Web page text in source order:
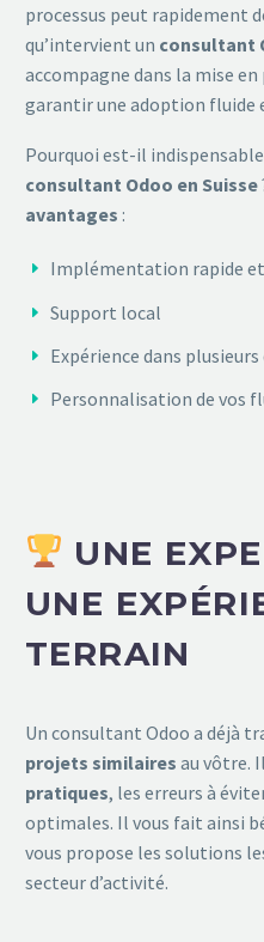
processus peut rapidement
qu’intervient un consultant
accompagne dans la mise
garantir une adoption fluide
Pourquoi est-il
consultant Odoo en Suisse
avantages :
Implémentation rapide et
Support local
Expérience dans
Personnalisation de vos
UNE
UNE
TERRAIN
Un consultant Odoo a déjà
projets similaires au vôtre.
pratiques, les erreurs à
optimales. Il vous fait ainsi
vous propose les solutions
secteur d’activité.